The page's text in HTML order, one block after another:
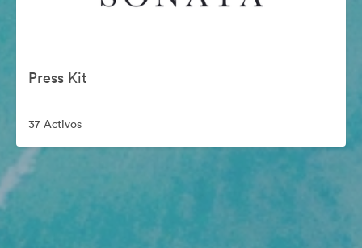
Press Kit
37 Activos